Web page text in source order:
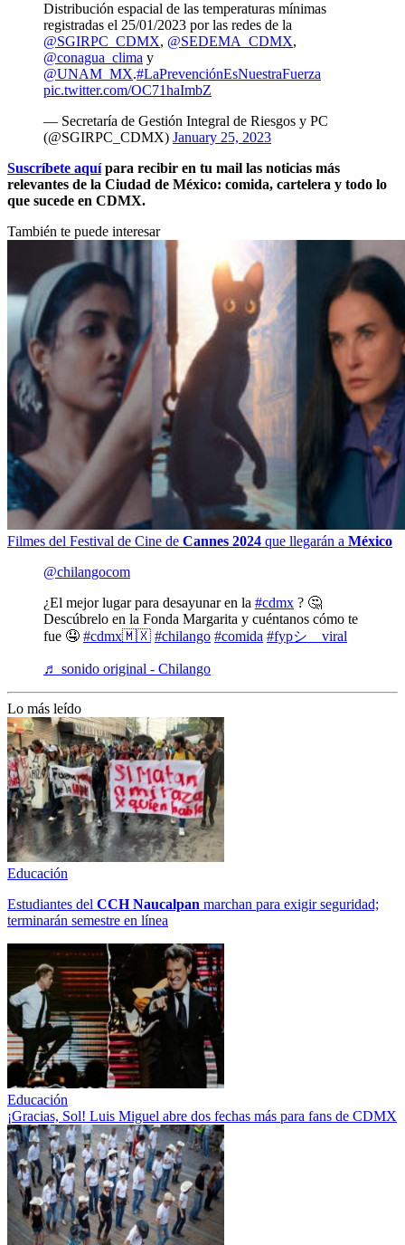
Distribución espacial de las temperaturas mínimas
registradas el 25/01/2023 por las redes de la
@SGIRPC_CDMX, @SEDEMA_CDMX,
@conagua_clima y
@UNAM_MX.#LaPrevenciónEsNuestraFuerza
pic.twitter.com/OC71haImbZ
— Secretaría de Gestión Integral de Riesgos y PC
(@SGIRPC_CDMX) January 25, 2023
Suscríbete aquípara recibir en tu mail las noticias más
relevantes de la Ciudad de México: comida, cartelera y todo lo
que sucede en CDMX.
También te puede interesar
Filmes del Festival de Cine de Cannes 2024 que llegarán a México
@chilangocom
¿El mejor lugar para desayunar en la #cdmx ? 🤔
Descúbrelo en la Fonda Margarita y cuéntanos cómo te
fue 🤤 #cdmx🇲🇽 #chilango #comida #fypシ゚viral
♬ sonido original - Chilango
Lo más leído
Educación
Estudiantes del CCH Naucalpan marchan para exigir seguridad;
terminarán semestre en línea
Educación
¡Gracias, Sol! Luis Miguel abre dos fechas más para fans de CDMX